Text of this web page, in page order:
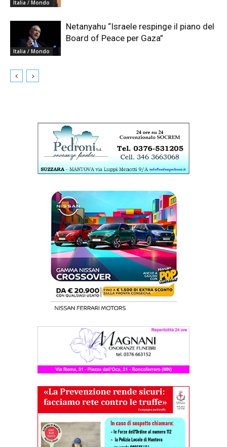
Italia / Mondo
Italia / Mondo
Netanyahu “Israele respinge il piano del
Board of Peace per Gaza”